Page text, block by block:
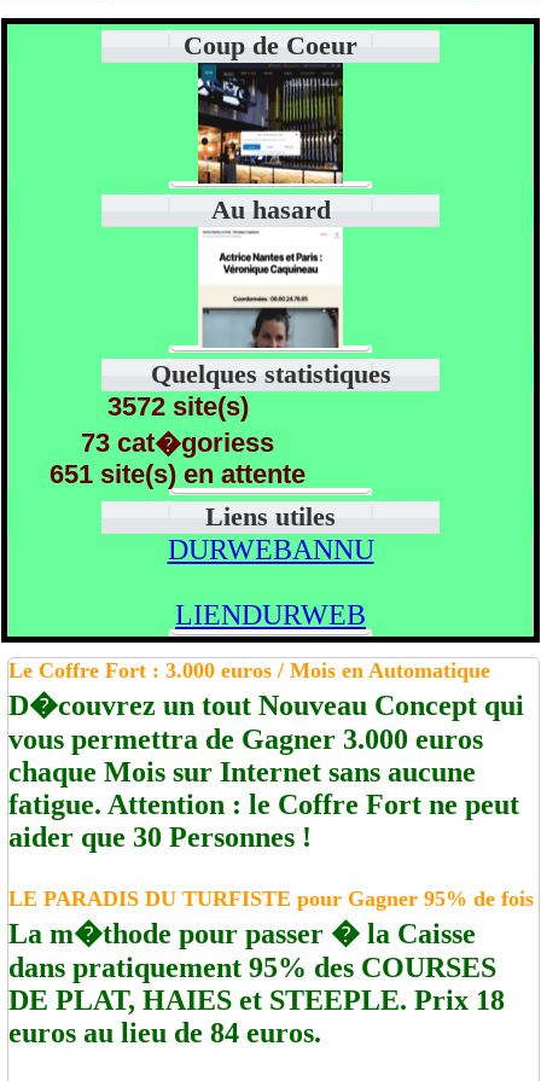
Coup de Coeur
Au hasard
Quelques statistiques
3572 site(s)
73 cat�goriess
651 site(s) en attente
Liens utiles
DURWEBANNU
LIENDURWEB
Le Coffre Fort : 3.000 euros / Mois en Automatique
D�couvrez un tout Nouveau Concept qui
vous permettra de Gagner 3.000 euros
chaque Mois sur Internet sans aucune
fatigue. Attention : le Coffre Fort ne peut
aider que 30 Personnes !
LE PARADIS DU TURFISTE pour Gagner 95% de fois
La m�thode pour passer � la Caisse
dans pratiquement 95% des COURSES
DE PLAT, HAIES et STEEPLE. Prix 18
euros au lieu de 84 euros.